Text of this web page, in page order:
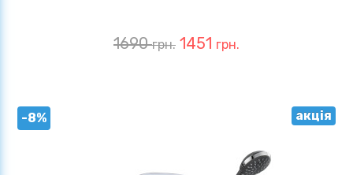
1690грн. 1451 грн.
-8% акція